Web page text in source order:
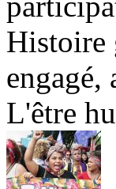
Histoire
engagé,
L'être